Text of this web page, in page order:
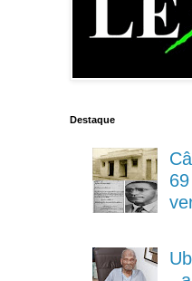
Destaque